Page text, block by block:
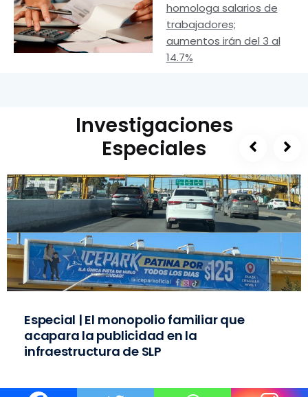
homologa salarios de
trabajadores;
aumentos irán del 3 al
14.7%
Investigaciones
Especiales
Especial | El monopolio familiar que
acapara la publicidad en la
infraestructura de SLP